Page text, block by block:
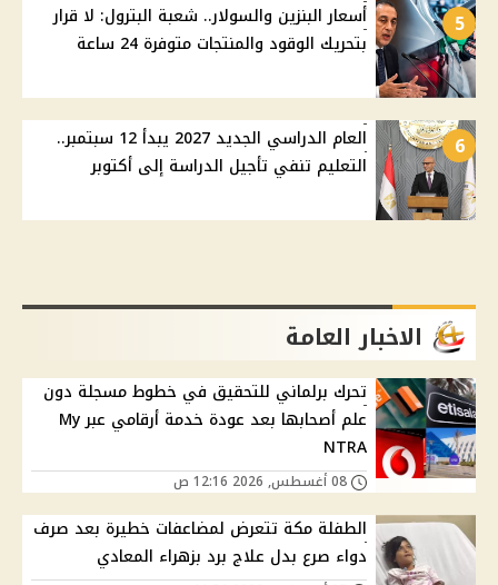
5
أسعار البنزين والسولار.. شعبة البترول: لا قرار
بتحريك الوقود والمنتجات متوفرة 24 ساعة
6
العام الدراسي الجديد 2027 يبدأ 12 سبتمبر..
التعليم تنفي تأجيل الدراسة إلى أكتوبر
الاخبار العامة
تحرك برلماني للتحقيق في خطوط مسجلة دون
علم أصحابها بعد عودة خدمة أرقامي عبر My
NTRA
الطفلة مكة تتعرض لمضاعفات خطيرة بعد صرف
دواء صرع بدل علاج برد بزهراء المعادي